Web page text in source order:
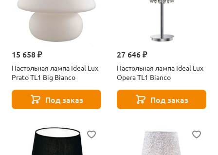
15 658 ₽
Настольная лампа Ideal Lux
Prato TL1 Big Bianco
Под заказ
27 646 ₽
Настольная лампа Ideal Lux
Opera TL1 Bianco
Под заказ